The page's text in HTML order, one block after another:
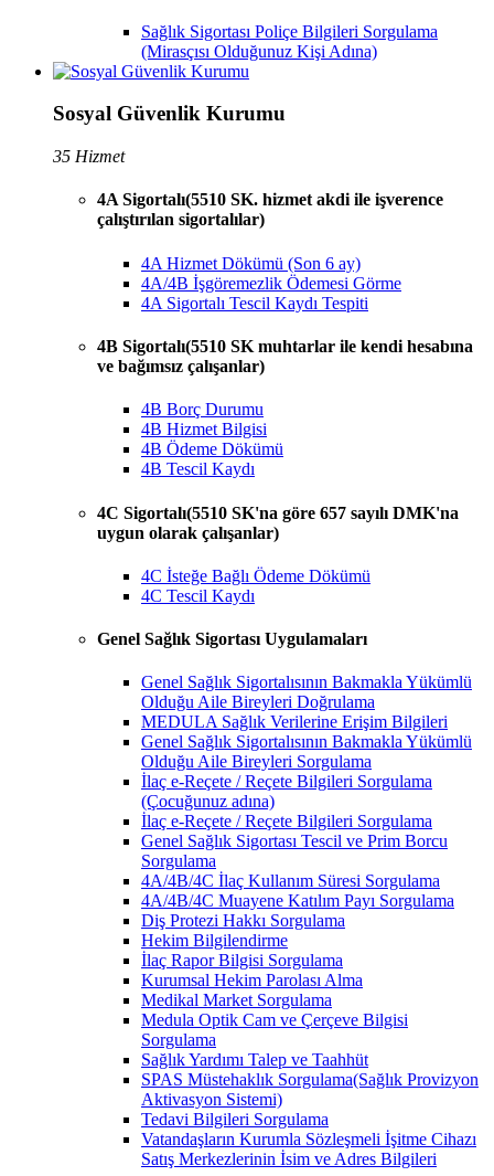
Sağlık Sigortası Poliçe Bilgileri Sorgulama
(Mirasçısı Olduğunuz Kişi Adına)
Sosyal Güvenlik Kurumu
35 Hizmet
4A Sigortalı(5510 SK. hizmet akdi ile işverence
çalıştırılan sigortalılar)
4A Hizmet Dökümü (Son 6 ay)
4A/4B İşgöremezlik Ödemesi Görme
4A Sigortalı Tescil Kaydı Tespiti
4B Sigortalı(5510 SK muhtarlar ile kendi hesabına
ve bağımsız çalışanlar)
4B Borç Durumu
4B Hizmet Bilgisi
4B Ödeme Dökümü
4B Tescil Kaydı
4C Sigortalı(5510 SK'na göre 657 sayılı DMK'na
uygun olarak çalışanlar)
4C İsteğe Bağlı Ödeme Dökümü
4C Tescil Kaydı
Genel Sağlık Sigortası Uygulamaları
Genel Sağlık Sigortalısının Bakmakla Yükümlü
Olduğu Aile Bireyleri Doğrulama
MEDULA Sağlık Verilerine Erişim Bilgileri
Genel Sağlık Sigortalısının Bakmakla Yükümlü
Olduğu Aile Bireyleri Sorgulama
İlaç e-Reçete / Reçete Bilgileri Sorgulama
(Çocuğunuz adına)
İlaç e-Reçete / Reçete Bilgileri Sorgulama
Genel Sağlık Sigortası Tescil ve Prim Borcu
Sorgulama
4A/4B/4C İlaç Kullanım Süresi Sorgulama
4A/4B/4C Muayene Katılım Payı Sorgulama
Diş Protezi Hakkı Sorgulama
Hekim Bilgilendirme
İlaç Rapor Bilgisi Sorgulama
Kurumsal Hekim Parolası Alma
Medikal Market Sorgulama
Medula Optik Cam ve Çerçeve Bilgisi
Sorgulama
Sağlık Yardımı Talep ve Taahhüt
SPAS Müstehaklık Sorgulama(Sağlık Provizyon
Aktivasyon Sistemi)
Tedavi Bilgileri Sorgulama
Vatandaşların Kurumla Sözleşmeli İşitme Cihazı
Satış Merkezlerinin İsim ve Adres Bilgileri